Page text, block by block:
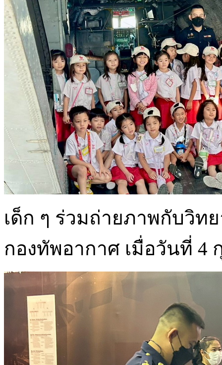
เด็ก ๆ ร่วมถ่ายภาพกับวิ
กองทัพอากาศ เมื่อวันที่ 4